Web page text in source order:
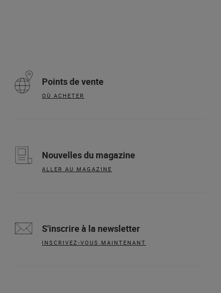
Points de vente
OÙ ACHETER
Nouvelles du magazine
ALLER AU MAGAZINE
S'inscrire à la newsletter
INSCRIVEZ-VOUS MAINTENANT